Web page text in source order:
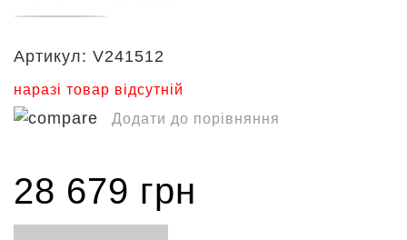
Артикул: V241512
наразі товар відсутній
Додати до порівняння
28 679 грн